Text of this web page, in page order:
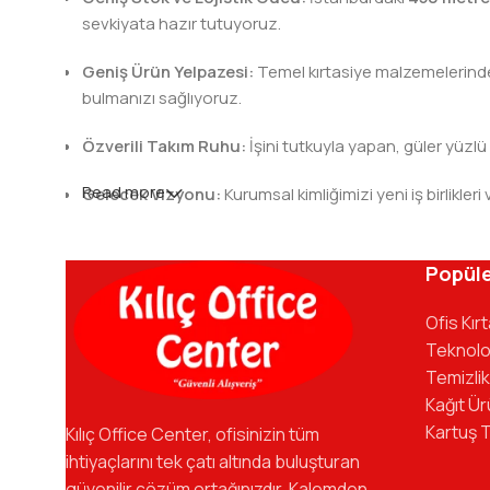
sevkiyata hazır tutuyoruz.
Geniş Ürün Yelpazesi: Temel kırtasiye
bulmanızı sağlıyoruz.
Özverili Takım Ruhu: İşini tutkuyla yapan, güler
Gelecek Vizyonu:Kurumsal kimliğimizi yeni iş
kadromuzla hizmetinizdeyiz.
Read more
Kılıç Office Center, ofisinizin tüm
ihtiyaçlarını tek çatı altında buluşturan
Ofis
Kağıt
Kartuş